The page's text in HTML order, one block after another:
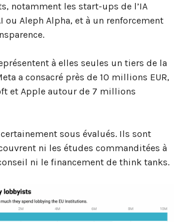
notamment les start-ups de l’IA
ou Aleph Alpha, et à un renforcement
à elles seules un tiers de la
a consacré près de 10 millions EUR,
et Apple autour de 7 millions
sous évalués. Ils sont
ni les études commanditées à
ni le financement de think tanks.